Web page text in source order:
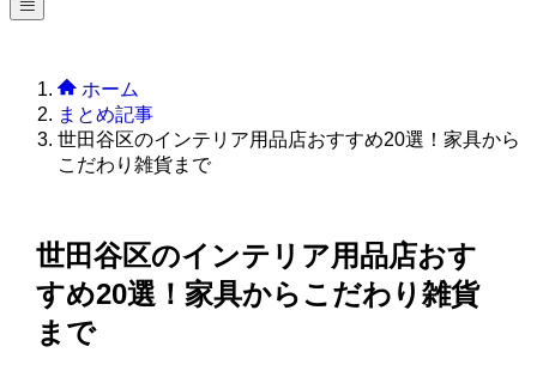
ホーム
まとめ記事
世田谷区のインテリア用品店おすすめ20選！家具から
こだわり雑貨まで
世田谷区のインテリア用品店おす
すめ20選！家具からこだわり雑貨
まで